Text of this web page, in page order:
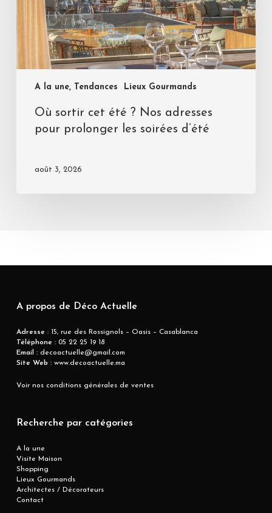
A la une, Tendances Lieux Gourmands
Où sortir cet été ? Nos adresses
pour prolonger les soirées d’été
août 3, 2026
A propos de Déco Actuelle
Adresse : 15, rue des Rossignols – Oasis – Casablanca
Téléphone :05 22 25 19 18
Email :decoactuelle@gmail.com
Site Web :www.decoactuelle.ma
Voir nos conditions générales de ventes
Recherche par catégories
A la une
Visite Maison
Shopping
Lieux Gourmands
Architectes / Décorateurs
Contact